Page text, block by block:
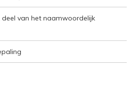
van het naamwoordelijk